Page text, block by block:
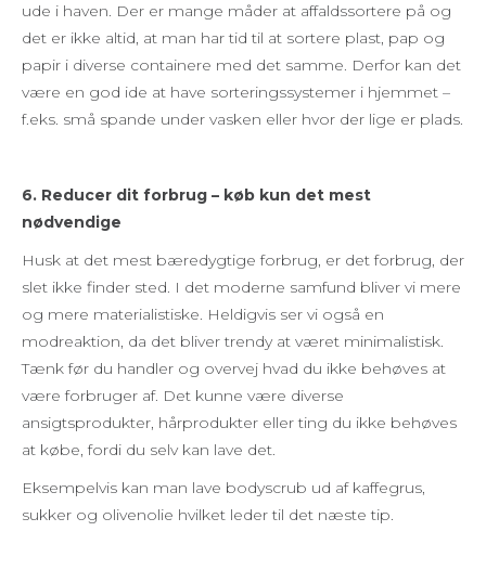
ude i haven. Der er mange måder at affaldssortere på og
det er ikke altid, at man har tid til at sortere plast, pap og
papir i diverse containere med det samme. Derfor kan det
være en god ide at have sorteringssystemer i hjemmet –
f.eks. små spande under vasken eller hvor der lige er plads.
6. Reducer dit forbrug – køb kun det mest
nødvendige
Husk at det mest bæredygtige forbrug, er det forbrug, der
slet ikke finder sted. I det moderne samfund bliver vi mere
og mere materialistiske. Heldigvis ser vi også en
modreaktion, da det bliver trendy at været minimalistisk.
Tænk før du handler og overvej hvad du ikke behøves at
være forbruger af. Det kunne være diverse
ansigtsprodukter, hårprodukter eller ting du ikke behøves
at købe, fordi du selv kan lave det.
Eksempelvis kan man lave bodyscrub ud af kaffegrus,
sukker og olivenolie hvilket leder til det næste tip.